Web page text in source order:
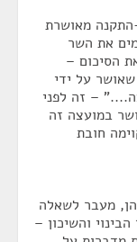
התקנה מאושרת
את השר
הסיכום –
על ידי
– זה לפני
במועצה זה
חובת
מעבר לשאלה
והשיכון –